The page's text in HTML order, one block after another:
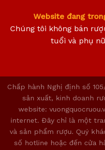
Website đang
Chúng tôi không bán
tuổi và phụ
Chấp hành Nghị định số
sản xuất, kinh doanh
website:
internet. Đây chỉ là một
và sản phẩm rượu. Quý
số hotline hoặc đến cửa